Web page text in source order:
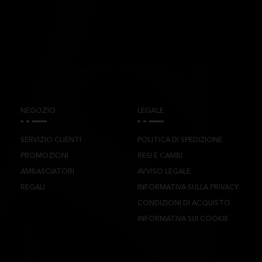
NEGOZIO
SERVIZIO CLIENTI
PROMOZIONI
AMBASCIATORI
REGALI
LEGALE
POLITICA DI SPEDIZIONE
RESI E CAMBI
AVVISO LEGALE
INFORMATIVA SULLA PRIVACY
CONDIZIONI DI ACQUISTO
INFORMATIVA SUI COOKIE